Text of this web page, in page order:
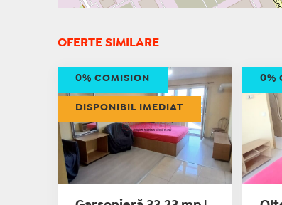
OFERTE SIMILARE
0% COMISION
DISPONIBIL IMEDIAT
0%